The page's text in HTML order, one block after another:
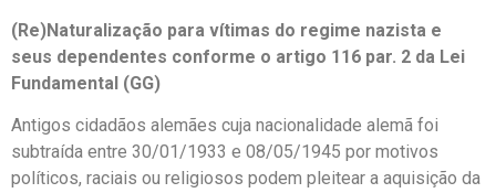
(Re)Naturalização para vítimas do regime nazista e
seus dependentes conforme o artigo 116 par. 2 da Lei
Fundamental (GG)
Antigos cidadãos alemães cuja nacionalidade alemã foi
subtraída entre 30/01/1933 e 08/05/1945 por motivos
políticos, raciais ou religiosos podem pleitear a aquisição da